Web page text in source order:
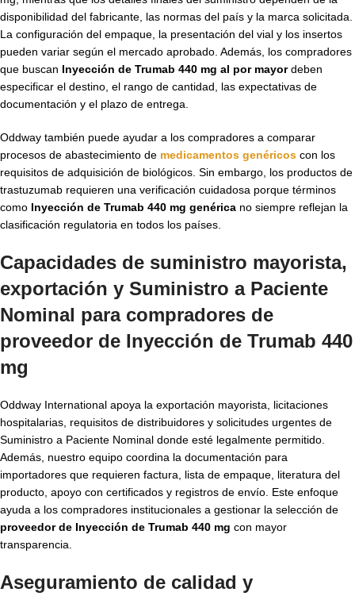
disponibilidad del fabricante, las normas del país y la marca solicitada.
La configuración del empaque, la presentación del vial y los insertos
pueden variar según el mercado aprobado. Además, los compradores
que buscan Inyección de Trumab 440 mg al por mayordeben
especificar el destino, el rango de cantidad, las expectativas de
documentación y el plazo de entrega.
Oddway también puede ayudar a los compradores a comparar
procesos de abastecimiento de medicamentos genéricos con los
requisitos de adquisición de biológicos. Sin embargo, los productos de
trastuzumab requieren una verificación cuidadosa porque términos
como Inyección de Trumab 440 mg genérica no siempre reflejan la
clasificación regulatoria en todos los países.
Capacidades de suministro mayorista,
exportación y Suministro a Paciente
Nominal para compradores de
proveedor de Inyección de Trumab 440
mg
Oddway International apoya la exportación mayorista, licitaciones
hospitalarias, requisitos de distribuidores y solicitudes urgentes de
Suministro a Paciente Nominal donde esté legalmente permitido.
Además, nuestro equipo coordina la documentación para
importadores que requieren factura, lista de empaque, literatura del
producto, apoyo con certificados y registros de envío. Este enfoque
ayuda a los compradores institucionales a gestionar la selección de
proveedor de Inyección de Trumab 440 mg con mayor
transparencia.
Aseguramiento de calidad y